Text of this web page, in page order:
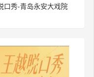
口秀-青岛永安大戏院